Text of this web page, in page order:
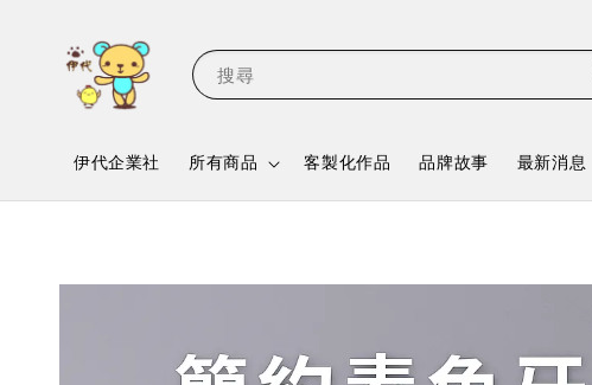
搜尋
伊代企業社 所有商品 客製化作品 品牌故事 最新消息